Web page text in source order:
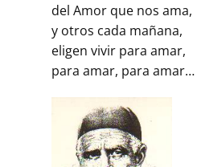
del Amor que nos ama,
y otros cada mañana,
eligen vivir para amar,
para amar, para amar…